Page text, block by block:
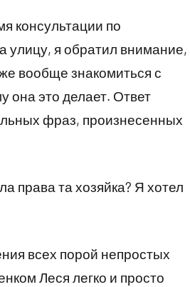
консультации по
улицу, я обратил внимание,
вообще знакомиться с
она это делает. Ответ
фраз, произнесенных
права та хозяйка? Я хотел
всех порой непростых
Леся легко и просто